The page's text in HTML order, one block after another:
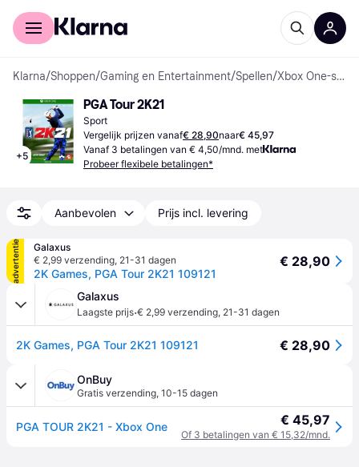
Voor shoppers
Klarna/Shoppen/Gaming en Entertainment/Spellen/ Xbox One-spellen
+5
PGA Tour 2K21
Sport
Vergelijk prijzen vanaf€ 28,90naar€ 45,97
Vanaf 3 betalingen van € 4,50/mnd. met
Probeer flexibele betalingen*
Aanbevolen Prijs incl. levering
advertentie
Galaxus
€ 2,99 verzending, 21-31 dagen
2K Games, PGA Tour 2K21 109121
€ 28,90
Galaxus
Laagste prijs·€ 2,99 verzending, 21-31 dagen
2K Games, PGA Tour 2K21 109121 € 28,90
OnBuy
Gratis verzending, 10-15 dagen
PGA TOUR 2K21 - Xbox One € 45,97
Of 3 betalingen van € 15,32/mnd.